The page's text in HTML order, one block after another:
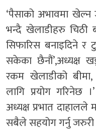
‘पैसाको अभावमा
भन्दै खेलाडीहरु
सिफारिस बनाइदिने
सकेका छैनौं’,अध्यक्ष
रकम खेलाडीको
लागि प्रयोग गरिनेछ
अध्यक्ष प्रभात
सबैले सहयोग गर्नु जरुरी